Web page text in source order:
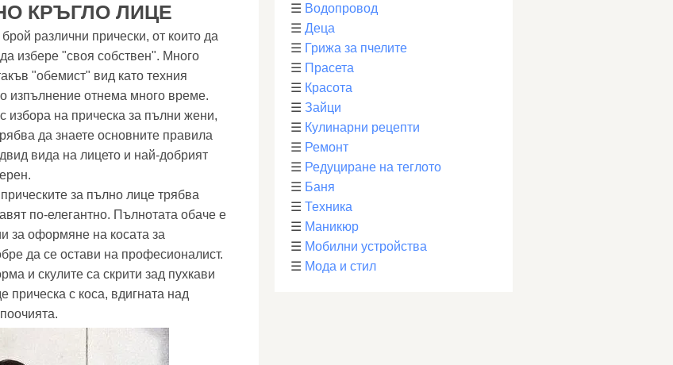
КРЪГЛО ЛИЦЕ
различни прически, от които да
избере "своя собствен". Много
"обемист" вид като техния
изпълнение отнема много време.
на прическа за пълни жени,
да знаете основните правила
вида на лицето и най-добрият
за пълно лице трябва
по-елегантно. Пълнотата обаче е
за оформяне на косата за
да се остави на професионалист.
и скулите са скрити зад пухкави
прическа с коса, вдигната над
☰ Водопровод
☰ Деца
☰ Грижа за пчелите
☰ Прасета
☰ Красота
☰ Зайци
☰ Кулинарни рецепти
☰ Ремонт
☰ Редуциране на теглото
☰ Баня
☰ Техника
☰ Маникюр
☰ Мобилни устройства
☰ Мода и стил